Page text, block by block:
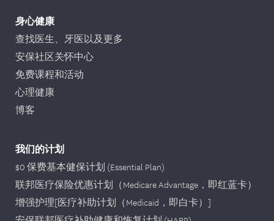
身心健康
查找医生、牙医以及更多
安保社区关怀中心
免费课程和活动
心理健康
博客
我们的计划
$0 保费基本健保计划 (Essential Plan)
联邦医疗保险优惠计划（Medicare Advantage，即红蓝卡）
增强护理[医疗补助计划（Medicaid，即白卡）]